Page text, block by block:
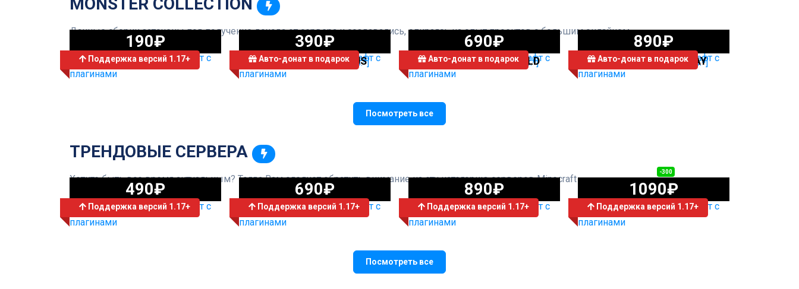
Данные сборки заточены под получение дохода от сервера и создавались, опираясь на опыт проектов с большим онлайном
Поддержка версий 1.17+
190₽
СЕРВЕР WOLFSTART Авто-донат в подарок
390₽
СЕРВЕР SLIMENEXUS Авто-донат в подарок
690₽
СЕРВЕР GHASTWORLD Авто-донат в подарок
890₽
СЕРВЕР MAGMAPLAY
Посмотреть все
ТРЕНДОВЫЕ СЕРВЕРА
Хотите быть все время актуальным? Тогда Вам следует обратить внимание на эту категорию серверов Minecraft
Поддержка версий 1.17+
490₽
СЕРВЕР GTA RP Поддержка версий 1.17+
690₽
СЕРВЕР CYBERBUM Поддержка версий 1.17+
890₽
СЕРВЕР DAYZ Поддержка версий 1.17+
-300
1090₽
СЕРВЕР FACTIONS
Посмотреть все